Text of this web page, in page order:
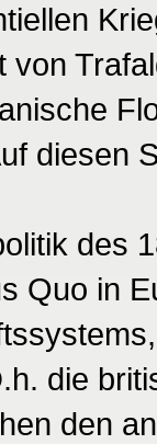
von
diesen
des
Quo in
die
den